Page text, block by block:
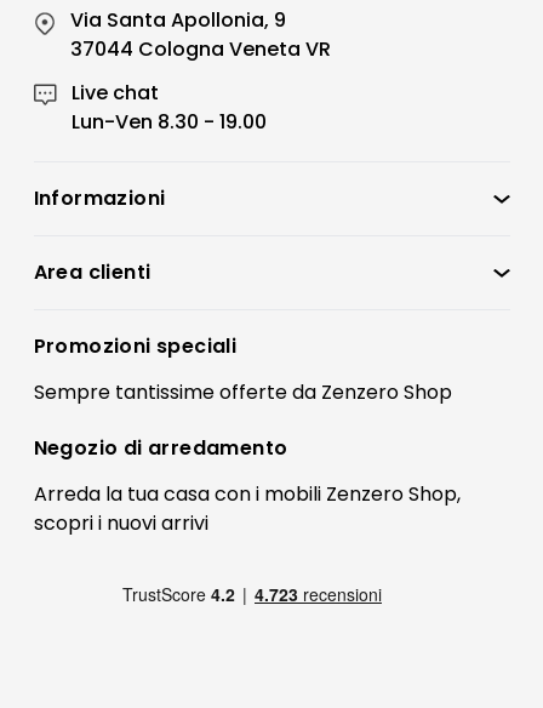
Via Santa Apollonia, 9
37044 Cologna Veneta VR
Live chat
Lun-Ven 8.30 - 19.00
Informazioni
Condizioni di vendita
Preferenze Cookies
Termini e condizioni
Contatti
FAQ
Pagamenti
Area clienti
Registrati
Il mio account
Promozioni speciali
Sempre tantissimeofferteda Zenzero Shop
Negozio di arredamento
Arreda la tua casa con i mobili Zenzero Shop,
scopri i nuovi arrivi